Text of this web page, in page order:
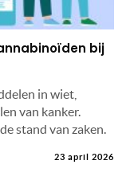
bij
in wiet,
van kanker.
stand van zaken.
23 april 2026